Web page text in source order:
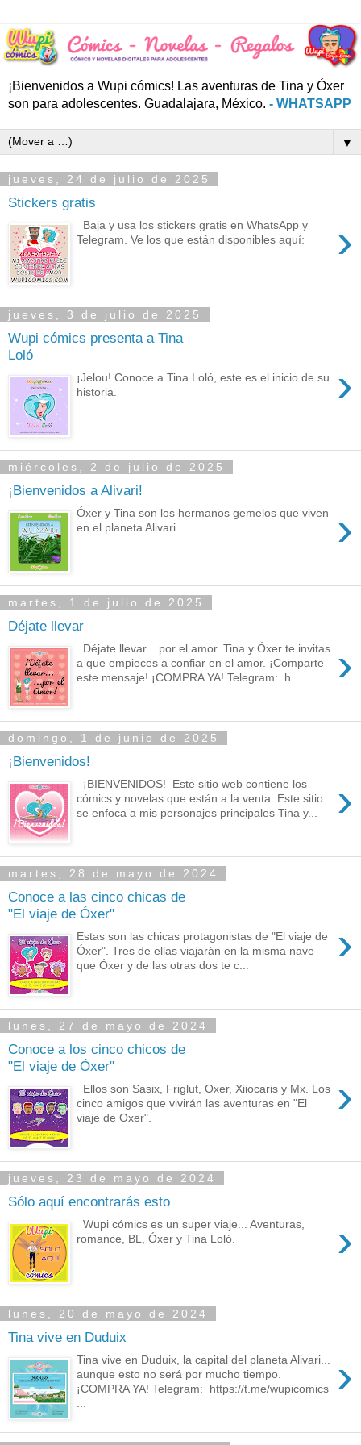
¡Bienvenidos a Wupi cómics! Las aventuras de Tina y Óxer
son para adolescentes. Guadalajara, México. - WHATSAPP
▼
jueves, 24 de julio de 2025
Stickers gratis
›
Baja y usa los stickers gratis en WhatsApp y
Telegram. Ve los que están disponibles aquí:
jueves, 3 de julio de 2025
Wupi cómics presenta a Tina
Loló
›
¡Jelou! Conoce a Tina Loló, este es el inicio de su
historia.
miércoles, 2 de julio de 2025
¡Bienvenidos a Alivari!
›
Óxer y Tina son los hermanos gemelos que viven
en el planeta Alivari.
martes, 1 de julio de 2025
Déjate llevar
›
Déjate llevar... por el amor. Tina y Óxer te invitas
a que empieces a confiar en el amor. ¡Comparte
este mensaje! ¡COMPRA YA! Telegram: h...
domingo, 1 de junio de 2025
¡Bienvenidos!
›
¡BIENVENIDOS! Este sitio web contiene los
cómics y novelas que están a la venta. Este sitio
se enfoca a mis personajes principales Tina y...
martes, 28 de mayo de 2024
Conoce a las cinco chicas de
"El viaje de Óxer"
›
Estas son las chicas protagonistas de "El viaje de
Óxer". Tres de ellas viajarán en la misma nave
que Óxer y de las otras dos te c...
lunes, 27 de mayo de 2024
Conoce a los cinco chicos de
"El viaje de Óxer"
›
Ellos son Sasix, Friglut, Oxer, Xiiocaris y Mx. Los
cinco amigos que vivirán las aventuras en "El
viaje de Oxer".
jueves, 23 de mayo de 2024
Sólo aquí encontrarás esto
›
Wupi cómics es un super viaje... Aventuras,
romance, BL, Óxer y Tina Loló.
lunes, 20 de mayo de 2024
Tina vive en Duduix
›
Tina vive en Duduix, la capital del planeta Alivari...
aunque esto no será por mucho tiempo.
¡COMPRA YA! Telegram: https://t.me/wupicomics
...